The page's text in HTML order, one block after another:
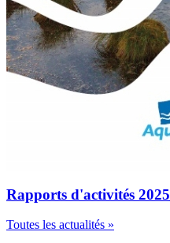
Rapports d'activités 2025
Toutes les actualités »